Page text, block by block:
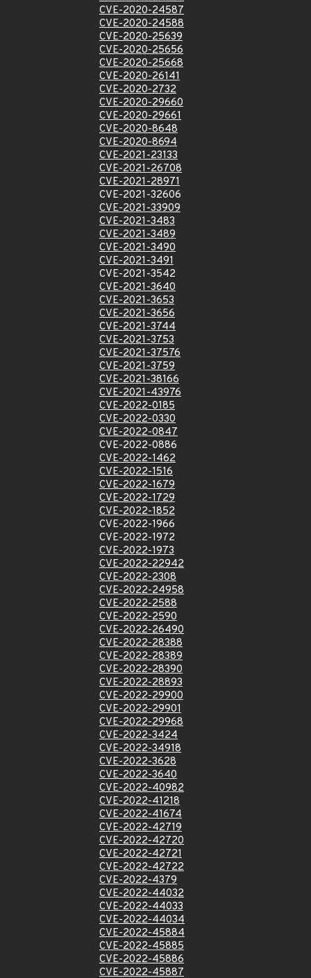
CVE-2020-24587
CVE-2020-24588
CVE-2020-25639
CVE-2020-25656
CVE-2020-25668
CVE-2020-26141
CVE-2020-2732
CVE-2020-29660
CVE-2020-29661
CVE-2020-8648
CVE-2020-8694
CVE-2021-23133
CVE-2021-26708
CVE-2021-28971
CVE-2021-32606
CVE-2021-33909
CVE-2021-3483
CVE-2021-3489
CVE-2021-3490
CVE-2021-3491
CVE-2021-3542
CVE-2021-3640
CVE-2021-3653
CVE-2021-3656
CVE-2021-3744
CVE-2021-3753
CVE-2021-37576
CVE-2021-3759
CVE-2021-38166
CVE-2021-43976
CVE-2022-0185
CVE-2022-0330
CVE-2022-0847
CVE-2022-0886
CVE-2022-1462
CVE-2022-1516
CVE-2022-1679
CVE-2022-1729
CVE-2022-1852
CVE-2022-1966
CVE-2022-1972
CVE-2022-1973
CVE-2022-22942
CVE-2022-2308
CVE-2022-24958
CVE-2022-2588
CVE-2022-2590
CVE-2022-26490
CVE-2022-28388
CVE-2022-28389
CVE-2022-28390
CVE-2022-28893
CVE-2022-29900
CVE-2022-29901
CVE-2022-29968
CVE-2022-3424
CVE-2022-34918
CVE-2022-3628
CVE-2022-3640
CVE-2022-40982
CVE-2022-41218
CVE-2022-41674
CVE-2022-42719
CVE-2022-42720
CVE-2022-42721
CVE-2022-42722
CVE-2022-4379
CVE-2022-44032
CVE-2022-44033
CVE-2022-44034
CVE-2022-45884
CVE-2022-45885
CVE-2022-45886
CVE-2022-45887